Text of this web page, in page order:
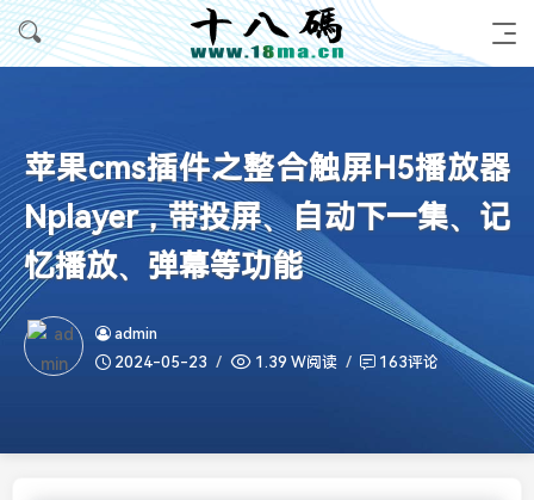
苹果cms插件之整合触屏H5播放器
Nplayer，带投屏、自动下一集、记
忆播放、弹幕等功能
admin
2024-05-23
1.39 W阅读 163评论